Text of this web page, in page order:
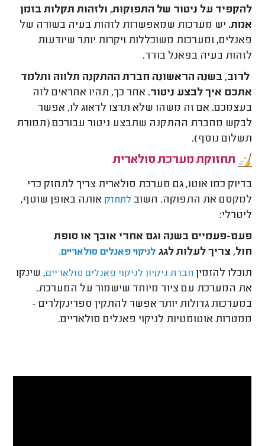
להקפיד על ניטור של התפוקות, ולזהות תקלות בזמן
אמת. יש מערכות שמאפשרות לזהות בעיה בשורה של
פאנלים, ומערכות משוכללות ויקרות יותר שיודעות
לזהות בעיה בפאנל בודד.
לרוב, בשנה הראשונה חברת ההתקנה תלווה ותלמד
אתכם איך לבצע ניטור. אחר כך, תהיו אחראים לזה
בעצמכם. אם זה משהו שלא תרצו לדאוג לו, אפשר
לבקש מחברת ההתקנה שתבצע ניטור עבורכם (תמורת
תשלום נוסף).
תחזוקת מערכת סולארית
בדיוק כמו אוטו, גם מערכת סולארית צריך לתחזק כדי
למקסם את התפוקה. חשוב לתחזק אותה באופן שוטף,
ליטרלי:
פעם-פעמיים בשנה וגם אחרי אובך או סופת
חול, צריך לעלות לגג לניקוי פאנלים סולאריים.
תוכלו להזמין חברת ניקיון לניקוי פאנלים סולאריים, שינקו
את המערכת עם ציוד מיוחד שישמור על המערכת.
במערכות גדולות יותר אפשר להתקין ספרינקלרים -
ממטרות אוטומטיות לניקוי פאנלים סולאריים.